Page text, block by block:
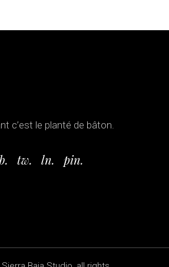
c’est le planté de bâton.
tw. ln. pin.